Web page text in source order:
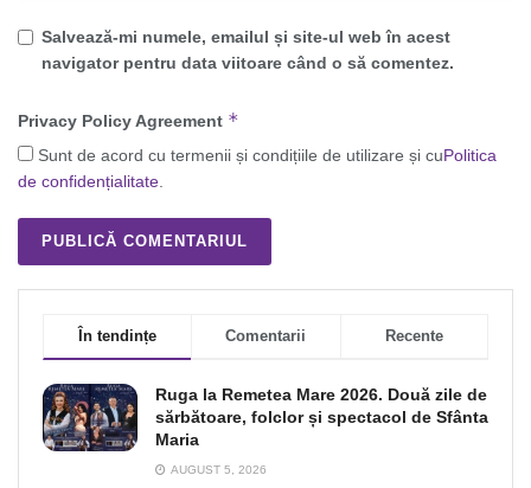
Salvează-mi numele, emailul și site-ul web în acest
navigator pentru data viitoare când o să comentez.
Privacy Policy Agreement *
Sunt de acord cu termenii și condițiile de utilizare și cuPolitica
de confidențialitate
În tendințe Comentarii Recente
Ruga la Remetea Mare 2026. Două zile de
sărbătoare, folclor și spectacol de Sfânta
Maria
AUGUST 5, 2026